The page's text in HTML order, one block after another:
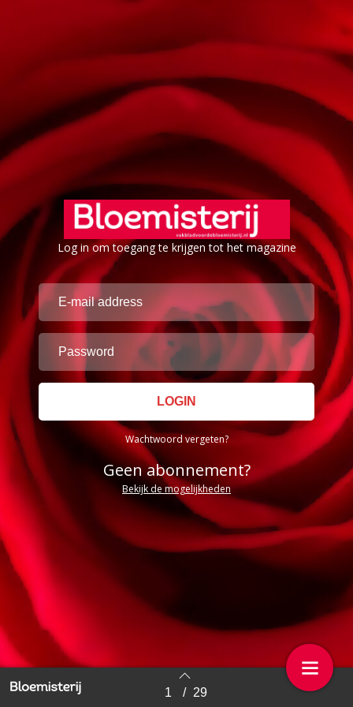
Log in om toegang te krijgen tot het magazine
Wachtwoord vergeten?
Geen abonnement?
Bekijk de mogelijkheden
Back to index 1 / 29